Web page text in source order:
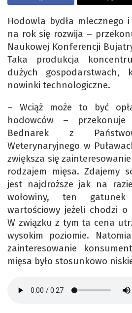
Hodowla bydła mlecznego
na rok się rozwija –
Naukowej Konferencji
Taka produkcja
dużych gospodarstwach,
nowinki technologiczne.
– Wciąż może to być
hodowców – przekonuje
Bednarek z
Weterynaryjnego w
zwiększa się
rodzajem mięsa. Zdajemy
jest najdroższe jak na
wołowiny, ten
wartościowy jeżeli chodzi o
W związku z tym ta cena
wysokim poziomie.
zainteresowanie
mięsa było stosunkowo